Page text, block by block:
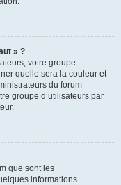
» ?
votre groupe
quelle sera la couleur et
du forum
groupe d’utilisateurs par
que sont les
informations